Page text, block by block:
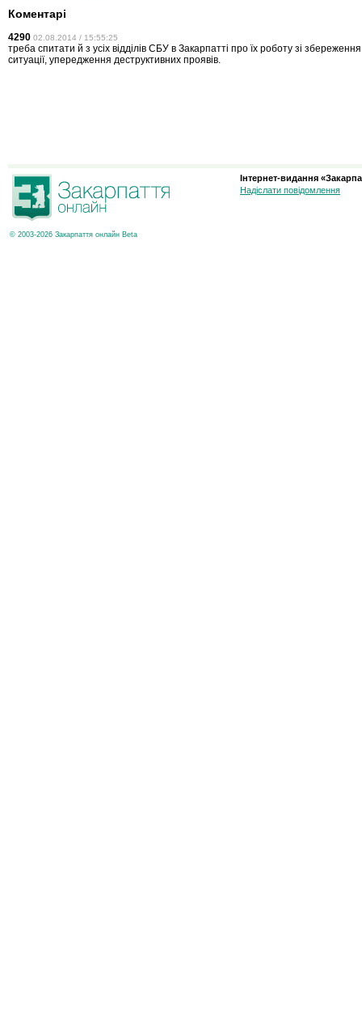
Коментарі
4290 02.08.2014 / 15:55:25
треба спитати й з усіх відділів СБУ в Закарпатті про їх роботу зі збереження
ситуації, упередження деструктивних проявів.
© 2003-2026 Закарпаття онлайн Beta
Інтернет-видання
Надіслати повідомлення